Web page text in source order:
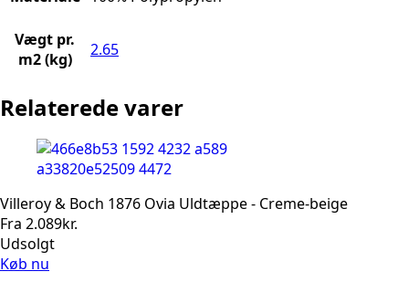
Vægt pr.
m2 (kg)
2.65
Relaterede varer
Villeroy & Boch 1876 Ovia Uldtæppe - Creme-beige
Fra 2.089kr.
Udsolgt
Køb nu